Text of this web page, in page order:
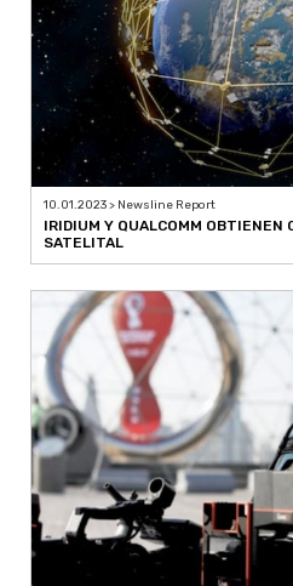
10.01.2023 > Newsline Report
IRIDIUM Y QUALCOMM OBTIENEN
SATELITAL